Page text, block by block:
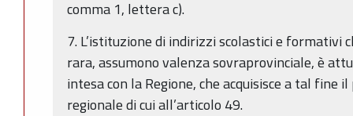
comma 1, lettera c).
7. L’istituzione di indirizzi scolastici e formativi
rara, assumono valenza sovraprovinciale, è
intesa con la Regione, che acquisisce a tal fine
regionale di cui all’articolo 49.